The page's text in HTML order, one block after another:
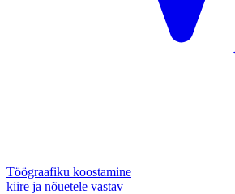
Töögraafiku koostamine
kiire ja nõuetele vastav